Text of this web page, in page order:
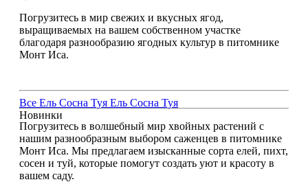
Погрузитесь в мир свежих и вкусных ягод,
выращиваемых на вашем собственном участке
благодаря разнообразию ягодных культур в питомнике
Монт Иса.
Все Ель Сосна Туя Ель Сосна Туя
Новинки
Погрузитесь в волшебный мир хвойных растений с
нашим разнообразным выбором саженцев в питомнике
Монт Иса. Мы предлагаем изысканные сорта елей, пихт,
сосен и туй, которые помогут создать уют и красоту в
вашем саду.